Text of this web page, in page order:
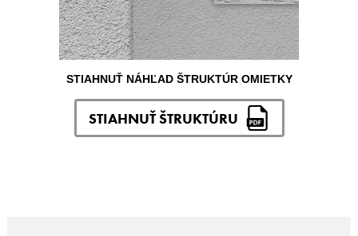
STIAHNUŤ NÁHĽAD ŠTRUKTÚR OMIETKY
STIAHNUŤ ŠTRUKTÚRU